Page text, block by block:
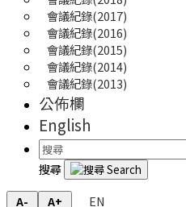
會議紀錄(2017)
會議紀錄(2016)
會議紀錄(2015)
會議紀錄(2014)
會議紀錄(2013)
公佈欄
English
搜尋
A- A+
EN